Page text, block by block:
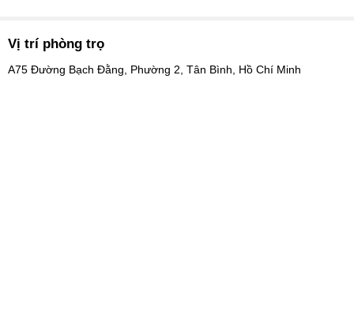
Vị trí phòng trọ
A75 Đường Bạch Đằng, Phường 2, Tân Bình, Hồ Chí Minh